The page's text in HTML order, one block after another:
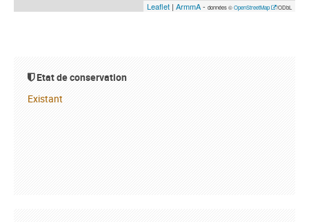
Leaflet | ArmmA- données ©OpenStreetMap /ODbL
Etat de conservation
Existant